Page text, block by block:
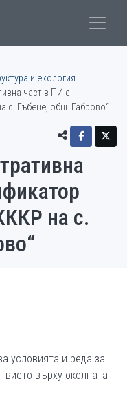
и екология
част в ПИ с
с. Гъбене, общ. Габрово“
на с.
условията и реда за
върху околната